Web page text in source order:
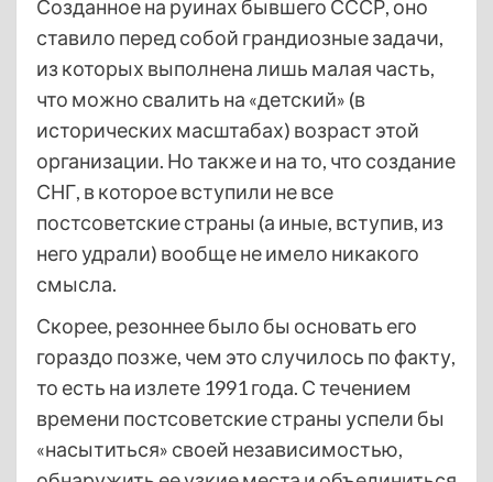
Созданное на руинах бывшего СССР, оно
ставило перед собой грандиозные задачи,
из которых выполнена лишь малая часть,
что можно свалить на «детский» (в
исторических масштабах) возраст этой
организации. Но также и на то, что создание
СНГ, в которое вступили не все
постсоветские страны (а иные, вступив, из
него удрали) вообще не имело никакого
смысла.
Скорее, резоннее было бы основать его
гораздо позже, чем это случилось по факту,
то есть на излете 1991 года. С течением
времени постсоветские страны успели бы
«насытиться» своей независимостью,